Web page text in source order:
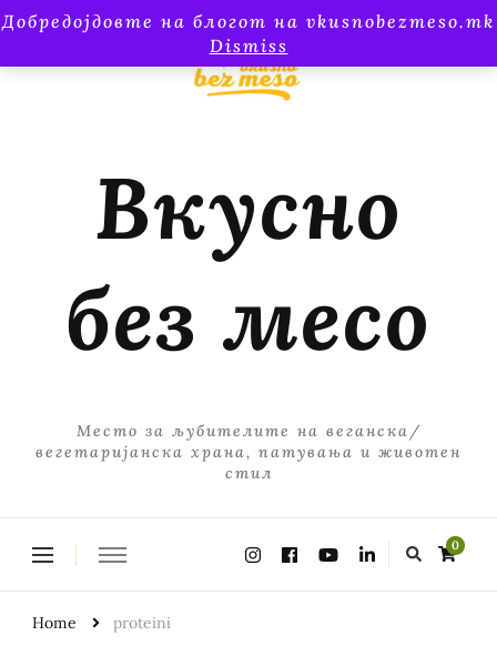
Добредојдовте на блогот на vkusnobezmeso.mk
Dismiss
Вкусно
без месо
Место за љубителите на веганска/
вегетаријанска храна, патувања и животен
стил
0
Home proteini